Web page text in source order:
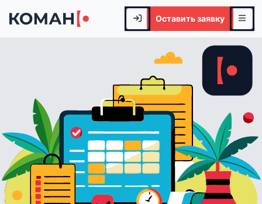
Оставить заявку